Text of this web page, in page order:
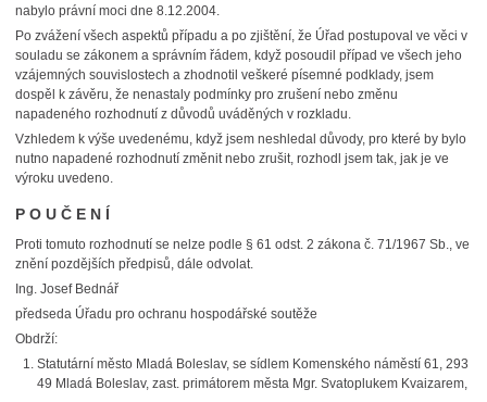
nabylo právní moci dne 8.12.2004.
Po zvážení všech aspektů případu a po zjištění, že Úřad postupoval ve věci v
souladu se zákonem a správním řádem, když posoudil případ ve všech jeho
vzájemných souvislostech a zhodnotil veškeré písemné podklady, jsem
dospěl k závěru, že nenastaly podmínky pro zrušení nebo změnu
napadeného rozhodnutí z důvodů uváděných v rozkladu.
Vzhledem k výše uvedenému, když jsem neshledal důvody, pro které by bylo
nutno napadené rozhodnutí změnit nebo zrušit, rozhodl jsem tak, jak je ve
výroku uvedeno.
P O U Č E N Í
Proti tomuto rozhodnutí se nelze podle § 61 odst. 2 zákona č. 71/1967 Sb., ve
znění pozdějších předpisů, dále odvolat.
Ing. Josef Bednář
předseda Úřadu pro ochranu hospodářské soutěže
Obdrží:
Statutární město Mladá Boleslav, se sídlem Komenského náměstí 61, 293
49 Mladá Boleslav, zast. primátorem města Mgr. Svatoplukem Kvaizarem,